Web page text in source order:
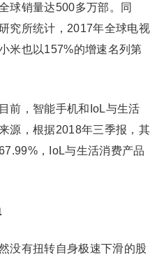
球销量达500多万部。同
究所统计，2017年全球电视
米也以157%的增速名列第
前，智能手机和IoL与生活
源，根据2018年三季报，其
，IoL与生活消费产品
没有扭转自身极速下滑的股